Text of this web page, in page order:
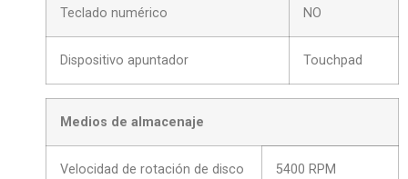
Teclado numérico NO
Dispositivo apuntador Touchpad
Medios de almacenaje
Velocidad de rotación de disco
5400 RPM